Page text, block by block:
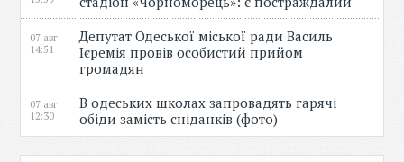
07 авг
14:51
Депутат Одеської міської ради Василь
Ієремія провів особистий прийом
громадян
07 авг
12:30
В одеських школах запровадять гарячі
обіди замість сніданків (фото)